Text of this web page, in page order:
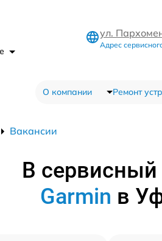
ул.
Адрес
О компании Ремонт
Вакансии
В сервисный
Garmin в